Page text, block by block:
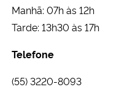
Ministério da Ciência,
Ministério do Meio Ambiente
Ministério do Turismo
Manhã: 07h às 12h
Tarde: 13h30 às 17h
Telefone
(55) 3220-8093